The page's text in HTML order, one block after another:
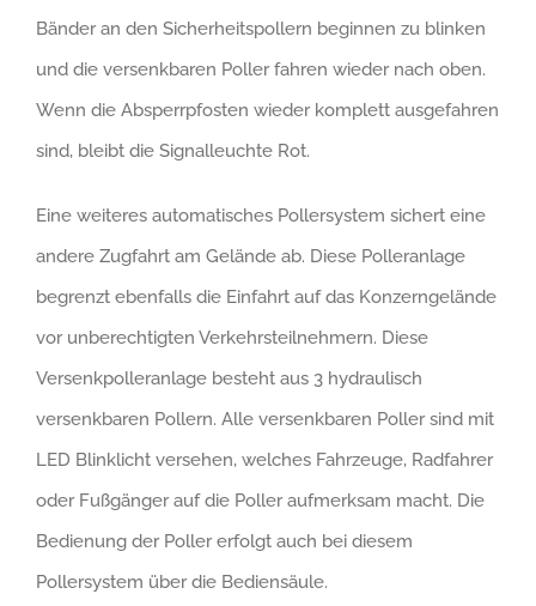
Bänder an den Sicherheitspollern beginnen zu blinken
und die versenkbaren Poller fahren wieder nach oben.
Wenn die Absperrpfosten wieder komplett ausgefahren
sind, bleibt die Signalleuchte Rot.
Eine weiteres automatisches Pollersystem sichert eine
andere Zugfahrt am Gelände ab. Diese Polleranlage
begrenzt ebenfalls die Einfahrt auf das Konzerngelände
vor unberechtigten Verkehrsteilnehmern. Diese
Versenkpolleranlage besteht aus 3 hydraulisch
versenkbaren Pollern. Alle versenkbaren Poller sind mit
LED Blinklicht versehen, welches Fahrzeuge, Radfahrer
oder Fußgänger auf die Poller aufmerksam macht. Die
Bedienung der Poller erfolgt auch bei diesem
Pollersystem über die Bediensäule.